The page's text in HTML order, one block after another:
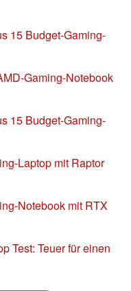
15 Budget-Gaming-
Gaming-Notebook
15 Budget-Gaming-
Laptop mit Raptor
Notebook mit RTX
Test: Teuer für einen